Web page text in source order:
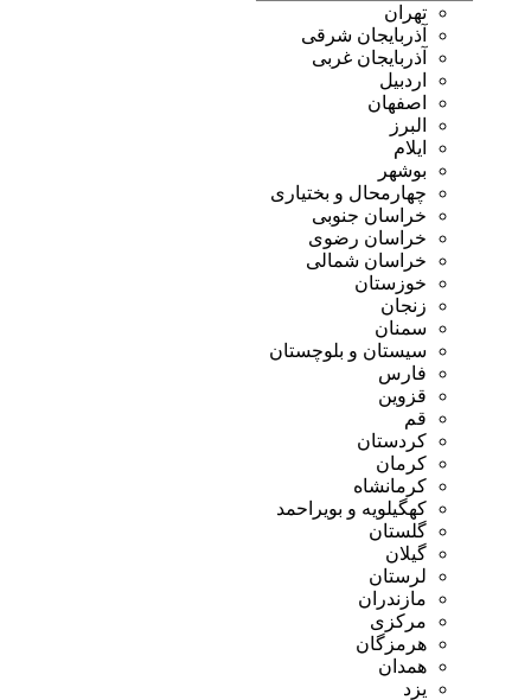
تهران
آذربایجان شرقی
آذربایجان غربی
اردبیل
اصفهان
البرز
ایلام
بوشهر
چهارمحال و بختیاری
خراسان جنوبی
خراسان رضوی
خراسان شمالی
خوزستان
زنجان
سمنان
سیستان و بلوچستان
فارس
قزوین
قم
کردستان
کرمان
کرمانشاه
کهگیلویه و بویراحمد
گلستان
گیلان
لرستان
مازندران
مرکزی
هرمزگان
همدان
یزد